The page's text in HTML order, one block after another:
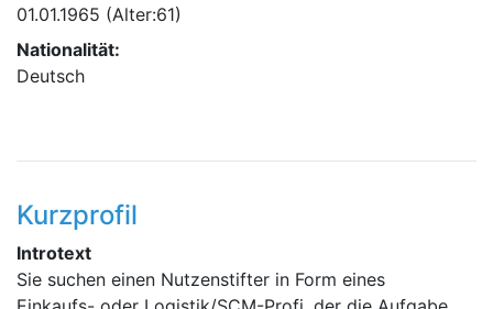
01.01.1965 (Alter:61)
Nationalität:
Deutsch
Kurzprofil
Introtext
Sie suchen einen Nutzenstifter in Form eines